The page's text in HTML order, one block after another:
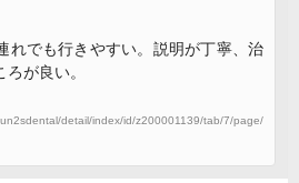
れでも行きやすい。説明が丁寧、治
が良い。
detail/index/id/z200001139/tab/7/page/